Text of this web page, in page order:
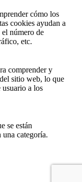
cómo los
cookies ayudan a
número de
etc.
comprender y
sitio web, lo que
a los
se están
categoría.